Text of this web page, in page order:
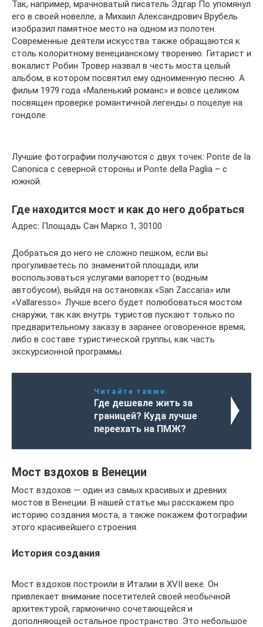
Так, например, мрачноватый писатель Эдгар По упомянул
его в своей новелле, а Михаил Александрович Врубель
изобразил памятное место на одном из полотен.
Современные деятели искусства также обращаются к
столь колоритному венецианскому творению. Гитарист и
вокалист Робин Тровер назвал в честь моста целый
альбом, в котором посвятил ему одноименную песню. А
фильм 1979 года «Маленький романс» и вовсе целиком
посвящен проверке романтичной легенды о поцелуе на
гондоле.
Лучшие фотографии получаются с двух точек: Ponte de la
Canonica с северной стороны и Ponte della Paglia – с
южной.
Где находится мост и как до него добраться
Адрес: Площадь Сан Марко 1, 30100
Добраться до него не сложно пешком, если вы
прогуливаетесь по знаменитой площади, или
воспользоваться услугами вапоретто (водным
автобусом), выйдя на остановках «San Zaccaria» или
«Vallaresso». Лучше всего будет полюбоваться мостом
снаружи, так как внутрь туристов пускают только по
предварительному заказу в заранее оговоренное время,
либо в составе туристической группы, как часть
экскурсионной программы.
Читайте также:
Где дешевле жить за
границей? Куда лучше
переехать на ПМЖ?
Мост вздохов в Венеции
Мост вздохов — один из самых красивых и древних
мостов в Венеции. В нашей статье мы расскажем про
историю создания моста, а также покажем фотографии
этого красивейшего строения.
История создания
Мост вздохов построили в Италии в XVII веке. Он
привлекает внимание посетителей своей необычной
архитектурой, гармонично сочетающейся и
дополняющей остальное пространство. Это небольшое